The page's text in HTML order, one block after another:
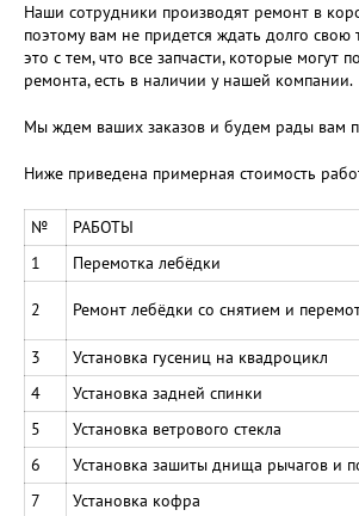
Наши сотрудники производят ремонт в
поэтому вам не придется ждать долго свою
это с тем, что все запчасти, которые могут
ремонта, есть в наличии у нашей компании.
Мы ждем ваших заказов и будем рады вам
Ниже приведена примерная стоимость
№ РАБОТЫ
1
Перемотка лебёдки
2 Ремонт лебёдки со снятием и
3
Установка гусениц на квадроцикл
4
Установка задней спинки
5
Установка ветрового стекла
6
Установка зашиты днища рычагов и
7
Установка кофра